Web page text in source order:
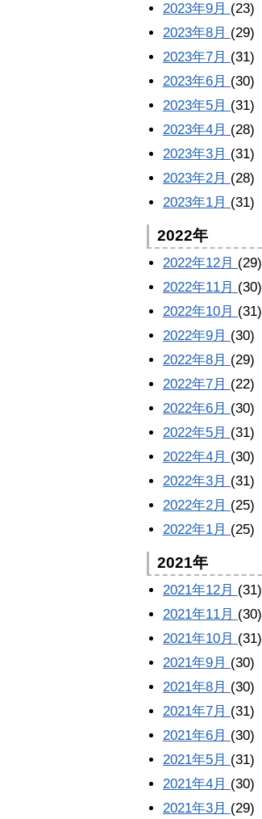
2023年9月 (23)
2023年8月 (29)
2023年7月 (31)
2023年6月 (30)
2023年5月 (31)
2023年4月 (28)
2023年3月 (31)
2023年2月 (28)
2023年1月 (31)
2022年
2022年12月 (29)
2022年11月 (30)
2022年10月 (31)
2022年9月 (30)
2022年8月 (29)
2022年7月 (22)
2022年6月 (30)
2022年5月 (31)
2022年4月 (30)
2022年3月 (31)
2022年2月 (25)
2022年1月 (25)
2021年
2021年12月 (31)
2021年11月 (30)
2021年10月 (31)
2021年9月 (30)
2021年8月 (30)
2021年7月 (31)
2021年6月 (30)
2021年5月 (31)
2021年4月 (30)
2021年3月 (29)